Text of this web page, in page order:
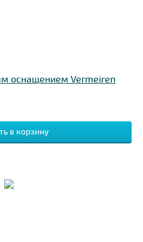
оснащением Vermeiren